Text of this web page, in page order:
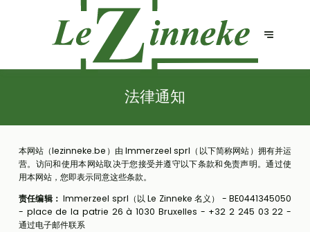
法律通知
本网站（lezinneke.be）由 Immerzeel sprl（以下简称网站）拥有并运
营。访问和使用本网站取决于您接受并遵守以下条款和免责声明。通过使
用本网站，您即表示同意这些条款。
责任编辑： Immerzeel sprl（以 Le Zinneke 名义） - BE0441345050
- place de la patrie 26 à 1030 Bruxelles - +32 2 245 03 22 -
通过电子邮件联系